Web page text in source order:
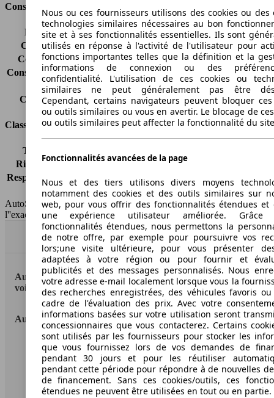
Consommation
Émissions de CO2*
158 g/km (komb.)
Consommation (ville)
8.6 l/100km
Consommation (route)
6.2 l/100km
Consommation (combinée)*
7.1 l/100km
Classe d'émissions
Euro 6
Capacité du réservoir
57 l
Classes d'assurance
Tous risques
Risques partiels
-
Responsabilité civile
HSN/TSN
n.c./M10HNDVP0
AutoScout24 France SAS décline toute responsabilité concernant
l''exactitude des indications fournies.
Haut
AutoScout24: la plus grande plateforme en ligne de
voitures en Europe
AutoScout24
A propos d'AutoScout24
Conditions d'utilisation
Informations légales
Nous ou ces fournisseurs utilisons des cookies ou des
technologies similaires nécessaires au bon
site et à ses fonctionnalités essentielles. Ils sont
utilisés en réponse à l'activité de l'utilisateur pour
fonctions importantes telles que la définition et la
informations de connexion ou des
confidentialité. L'utilisation de ces cookies ou
similaires ne peut généralement pas être
Cependant, certains navigateurs peuvent bloquer ces
ou outils similaires ou vous en avertir. Le blocage de
ou outils similaires peut affecter la fonctionnalité du
Fonctionnalités avancées de la page
Nous et des tiers utilisons divers moyens
notamment des cookies et des outils similaires sur
web, pour vous offrir des fonctionnalités étendues et
une expérience utilisateur améliorée.
fonctionnalités étendues, nous permettons la
de notre offre, par exemple pour poursuivre vos
lors;une visite ultérieure, pour vous présenter
adaptées à votre région ou pour fournir et
publicités et des messages personnalisés. Nous
votre adresse e-mail localement lorsque vous la
des recherches enregistrées, des véhicules favoris
cadre de l'évaluation des prix. Avec votre
informations basées sur votre utilisation seront
concessionnaires que vous contacterez. Certains
sont utilisés par les fournisseurs pour stocker les
que vous fournissez lors de vos demandes de
pendant 30 jours et pour les réutiliser
pendant cette période pour répondre à de nouvelles
de financement. Sans ces cookies/outils, ces
étendues ne peuvent être utilisées en tout ou en partie.